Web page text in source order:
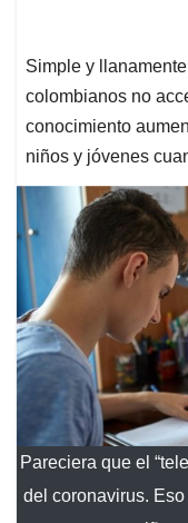
Simple y
colombianos no
conocimiento
niños y jóvenes
Pareciera que el
del coronavirus.